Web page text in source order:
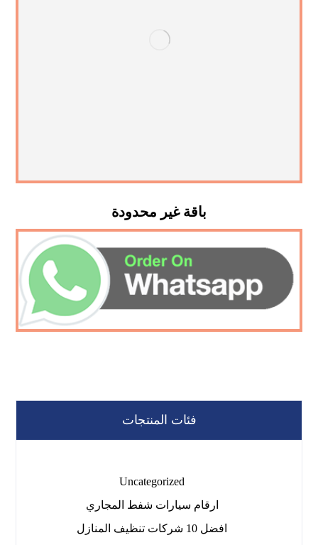
باقة غير محدودة
فئات المنتجات
Uncategorized
ارقام سيارات شفط المجاري
افضل 10 شركات تنظيف المنازل